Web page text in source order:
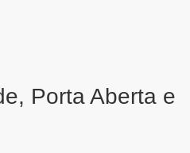
Porta Aberta e